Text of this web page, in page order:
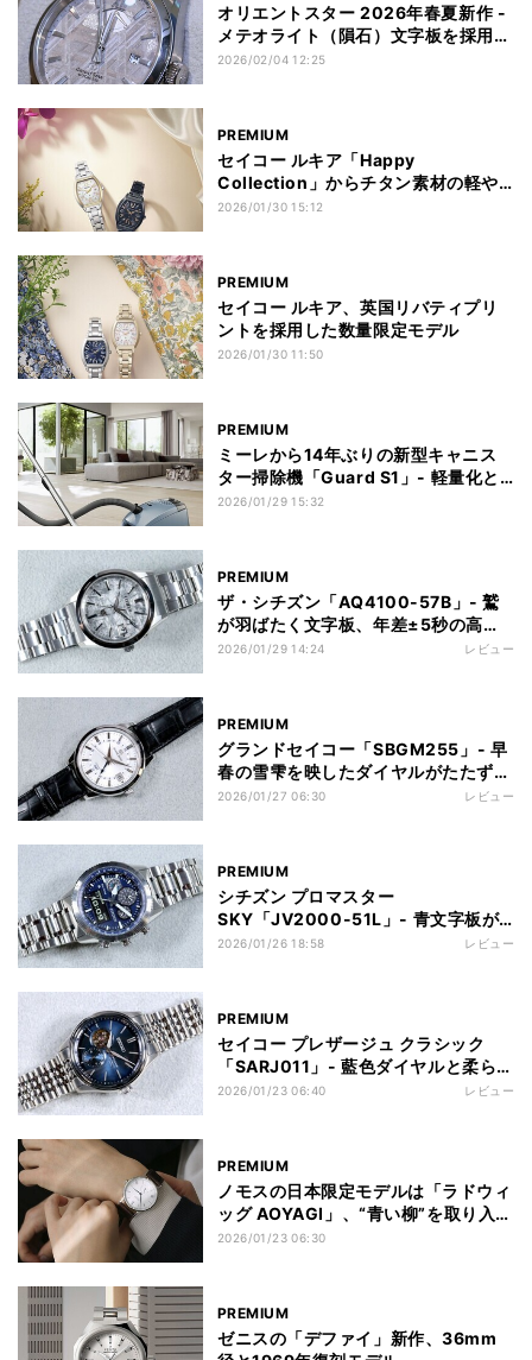
オリエントスター 2026年春夏新作 -
メテオライト（隕石）文字板を採用し
た75周年記念「M34 F8 デイト」
2026/02/04 12:25
PREMIUM
セイコー ルキア「Happy
Collection」からチタン素材の軽や
かな新作。普段使いに便利なソーラー
2026/01/30 15:12
PREMIUM
セイコー ルキア、英国リバティプリ
ントを採用した数量限定モデル
2026/01/30 11:50
PREMIUM
ミーレから14年ぶりの新型キャニス
ター掃除機「Guard S1」- 軽量化と
使い勝手の向上を図り、高い掃除力と
2026/01/29 15:32
PREMIUM
ザ・シチズン「AQ4100-57B」- 鷲
が羽ばたく文字板、年差±5秒の高精
度モデル
2026/01/29 14:24 レビュー
PREMIUM
グランドセイコー「SBGM255」- 早
春の雪雫を映したダイヤルがたたずむ
エレガンスコレクションのGMT
2026/01/27 06:30 レビュー
PREMIUM
シチズン プロマスター
SKY「JV2000-51L」- 青文字板が
印象的な多機能モデルをアナデジで使
2026/01/26 18:58 レビュー
PREMIUM
セイコー プレザージュ クラシック
「SARJ011」- 藍色ダイヤルと柔らか
いケースラインがつくる穏やかな表情
2026/01/23 06:40 レビュー
PREMIUM
ノモスの日本限定モデルは「ラドウィ
ッグ AOYAGI」、“青い柳”を取り入れ
たクラシカルな新作
2026/01/23 06:30
PREMIUM
ゼニスの「デファイ」新作、36mm